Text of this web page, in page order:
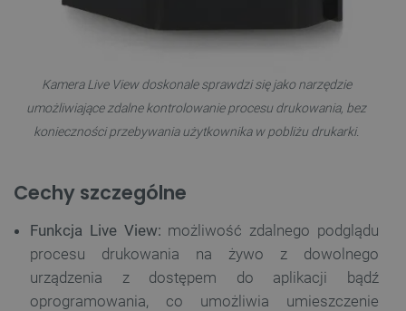
Kamera Live View doskonale sprawdzi się jako narzędzie
umożliwiające zdalne kontrolowanie procesu drukowania, bez
konieczności przebywania użytkownika w pobliżu drukarki.
Cechy szczególne
Funkcja Live View: możliwość zdalnego podglądu
procesu drukowania na żywo z dowolnego
urządzenia z dostępem do aplikacji bądź
oprogramowania, co umożliwia umieszczenie